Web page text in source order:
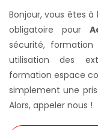
Bonjour, vous êtes
obligatoire pour
sécurité,
utilisation des
formation espace
simplement une
Alors, appeler nous !